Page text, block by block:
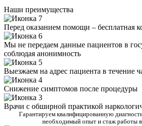
Наши преимущества
Перед оказанием помощи – бесплатная
Мы не передаем данные пациентов в
соблюдая анонимность
Выезжаем на адрес пациента в течение
Снижение симптомов после процедуры
Врачи с обширной практикой
Гарантируем квалифицированную
необходимый опыт и стаж работы в